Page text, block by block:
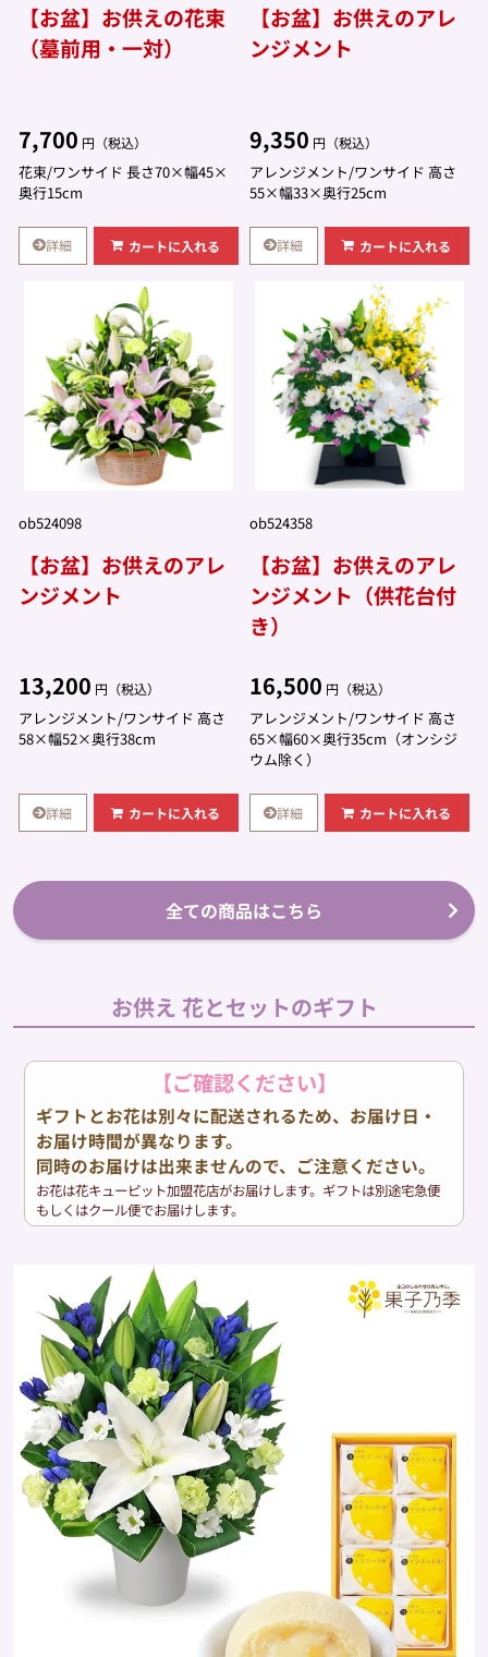
【お盆】お供えの花束
（墓前用・一対）
7,700 円（税込）
花束/ワンサイド 長さ70×幅45×
奥行15cm
詳細 カートに入れる
【お盆】お供えのアレ
ンジメント
9,350 円（税込）
アレンジメント/ワンサイド 高さ
55×幅33×奥行25cm
詳細 カートに入れる
ob524098
【お盆】お供えのアレ
ンジメント
13,200 円（税込）
アレンジメント/ワンサイド 高さ
58×幅52×奥行38cm
詳細 カートに入れる
ob524358
【お盆】お供えのアレ
ンジメント（供花台付
き）
16,500 円（税込）
アレンジメント/ワンサイド 高さ
65×幅60×奥行35cm（オンシジ
ウム除く）
詳細 カートに入れる
全ての商品はこちら
お供え 花とセットのギフト
【ご確認ください】
ギフトとお花は別々に配送されるため、お届け日・
お届け時間が異なります。
同時のお届けは出来ませんので、ご注意ください。
お花は花キューピット加盟花店がお届けします。ギフトは別途宅急便
もしくはクール便でお届けします。